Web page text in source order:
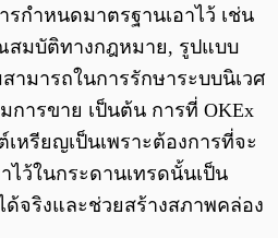
กำหนดมาตรฐานเอาไว้ เช่น
มบัติทางกฎหมาย, รูปแบบ
ามารถในการรักษาระบบนิเวศ
การขาย เป็นต้น การที่ OKEx
หรียญเป็นเพราะต้องการที่จะ
ว้ในกระดานเทรดนั้นเป็น
จริงและช่วยสร้างสภาพคล่อง